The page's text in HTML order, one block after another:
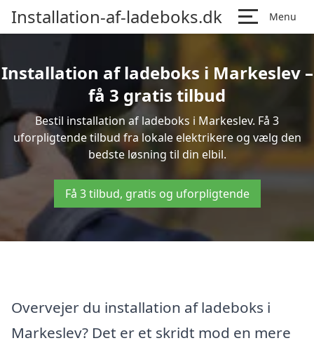
Installation-af-ladeboks.dk Menu
Installation af ladeboks i Markeslev –
få 3 gratis tilbud
Bestil installation af ladeboks i Markeslev. Få 3
uforpligtende tilbud fra lokale elektrikere og vælg den
bedste løsning til din elbil.
Få 3 tilbud, gratis og uforpligtende
Overvejer du installation af ladeboks i
Markeslev? Det er et skridt mod en mere